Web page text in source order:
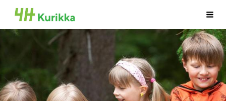
Siirry
sivun
sisältöön
Kurikan 4H-yhdistys